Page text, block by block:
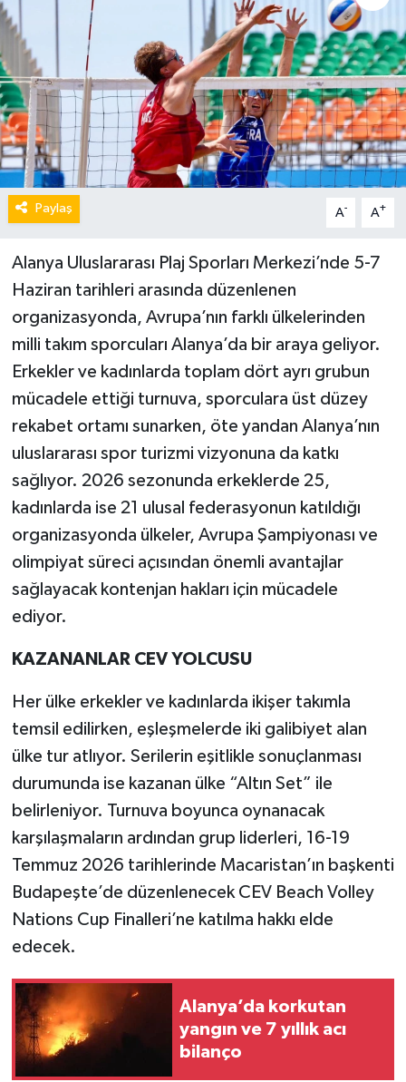
Paylaş A- A+
Alanya Uluslararası Plaj Sporları Merkezi’nde 5-7
Haziran tarihleri arasında düzenlenen
organizasyonda, Avrupa’nın farklı ülkelerinden
milli takım sporcuları Alanya’da bir araya geliyor.
Erkekler ve kadınlarda toplam dört ayrı grubun
mücadele ettiği turnuva, sporculara üst düzey
rekabet ortamı sunarken, öte yandan Alanya’nın
uluslararası spor turizmi vizyonuna da katkı
sağlıyor. 2026 sezonunda erkeklerde 25,
kadınlarda ise 21 ulusal federasyonun katıldığı
organizasyonda ülkeler, Avrupa Şampiyonası ve
olimpiyat süreci açısından önemli avantajlar
sağlayacak kontenjan hakları için mücadele
ediyor.
KAZANANLAR CEV YOLCUSU
Her ülke erkekler ve kadınlarda ikişer takımla
temsil edilirken, eşleşmelerde iki galibiyet alan
ülke tur atlıyor. Serilerin eşitlikle sonuçlanması
durumunda ise kazanan ülke “Altın Set” ile
belirleniyor. Turnuva boyunca oynanacak
karşılaşmaların ardından grup liderleri, 16-19
Temmuz 2026 tarihlerinde Macaristan’ın başkenti
Budapeşte’de düzenlenecek CEV Beach Volley
Nations Cup Finalleri’ne katılma hakkı elde
edecek.
Alanya’da korkutan
yangın ve 7 yıllık acı
bilanço